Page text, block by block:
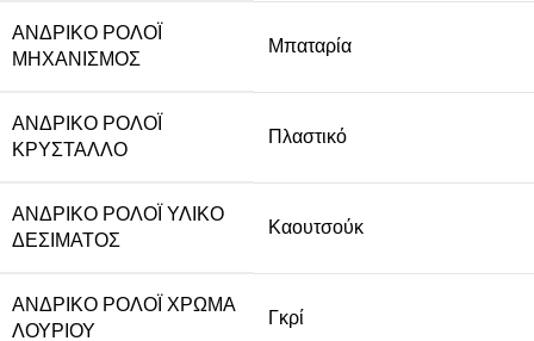
ΑΝΔΡΙΚΌ ΡΟΛΌΙ
ΜΗΧΑΝΙΣΜΌΣ
Μπαταρία
ΑΝΔΡΙΚΌ ΡΟΛΌΙ
ΚΡΎΣΤΑΛΛΟ
Πλαστικό
ΑΝΔΡΙΚΌ ΡΟΛΌΙ ΥΛΙΚΌ
ΔΈΣΙΜΑΤΟΣ
Καουτσούκ
ΑΝΔΡΙΚΌ ΡΟΛΌΙ ΧΡΏΜΑ
ΛΟΥΡΙΟΎ
Γκρί